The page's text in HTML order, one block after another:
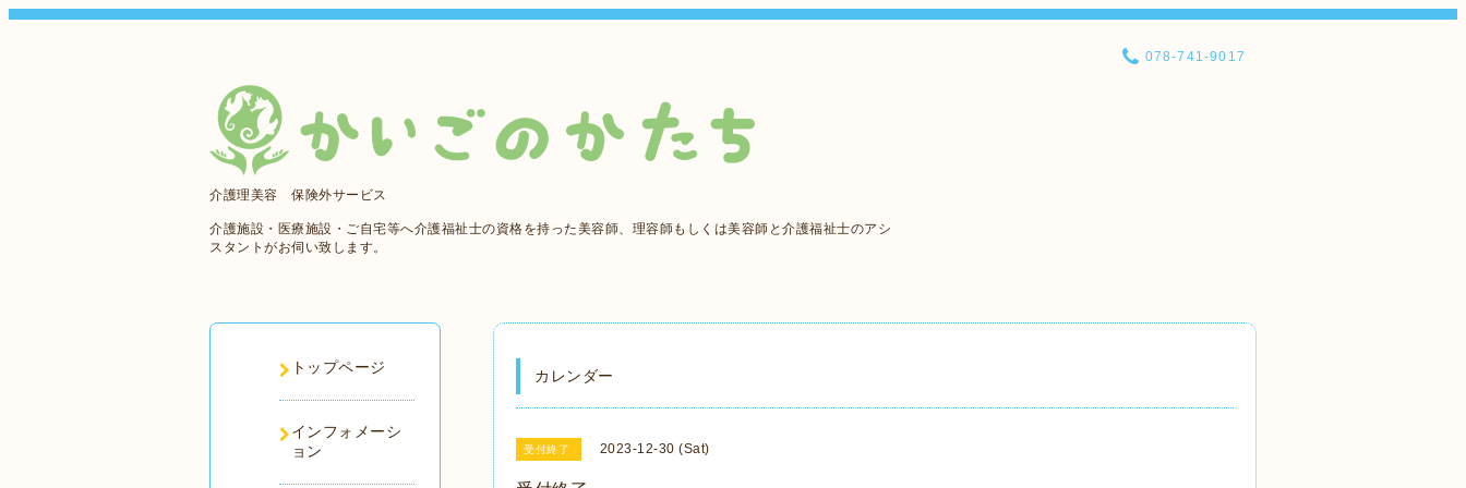
介護理美容 保険外サービス
介護施設・医療施設・ご自宅等へ介護福祉士の資格を持った美容師、理容師もしくは美容師と介護福祉士のアシ
スタントがお伺い致します。
078-741-9017
カレンダー
受付終了 2023-12-30 (Sat)
トップページ
インフォメーシ
ョン